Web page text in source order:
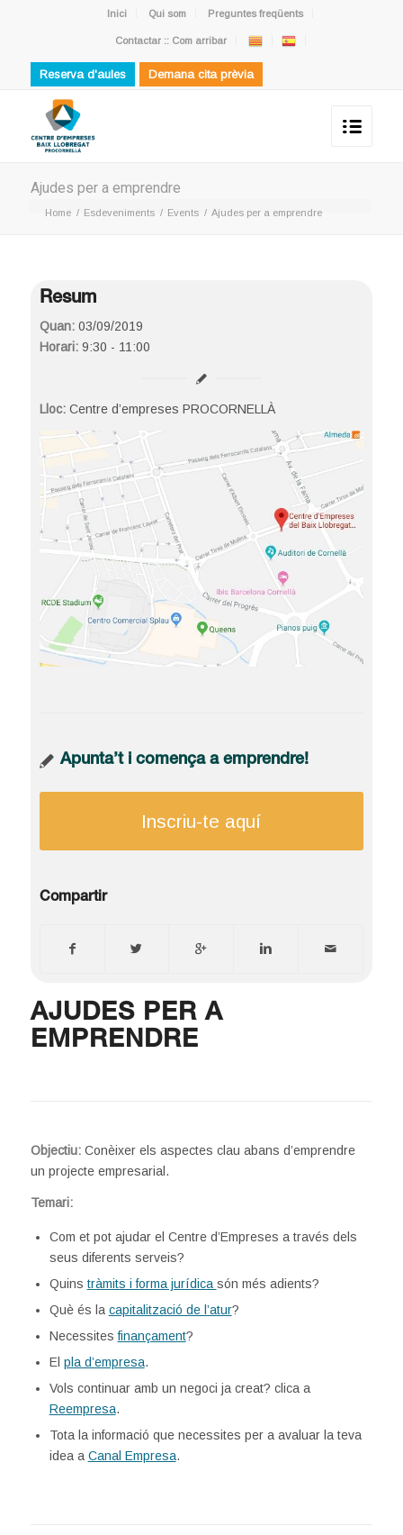
Inici Qui som Preguntes freqüents
Contactar :: Com arribar
Reserva d'aules Demana cita prèvia
Ajudes per a emprendre
Home / Esdeveniments / Events / Ajudes per a emprendre
Resum
Quan:03/09/2019
Horari:9:30 - 11:00
Lloc:Centre d’empreses PROCORNELLÀ
Apunta’t i comença a emprendre!
Inscriu-te aquí
Compartir
AJUDES PER A
EMPRENDRE
Objectiu: Conèixer els aspectes clau abans d’emprendre
un projecte empresarial.
Temari:
Com et pot ajudar el Centre d’Empreses a través dels
seus diferents serveis?
Quins tràmits i forma jurídica són més adients?
Què és la capitalització de l’atur?
Necessitesfinançament?
El pla d’empresa.
Vols continuar amb un negoci ja creat? clica a
Reempresa.
Tota la informació que necessites per a avaluar la teva
idea a Canal Empresa.